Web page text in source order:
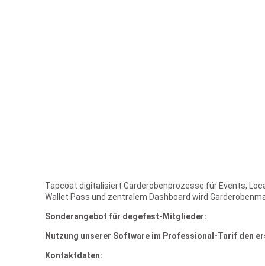
Tapcoat digitalisiert Garderobenprozesse für Events,
Wallet Pass und zentralem Dashboard wird
Sonderangebot für degefest-Mitglieder:
Nutzung unserer Software im Professional-Tarif den
Kontaktdaten: